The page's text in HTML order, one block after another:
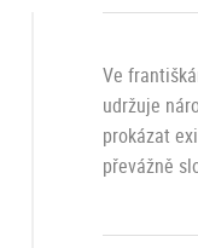
Ve
udržuje
prokázat
převážně